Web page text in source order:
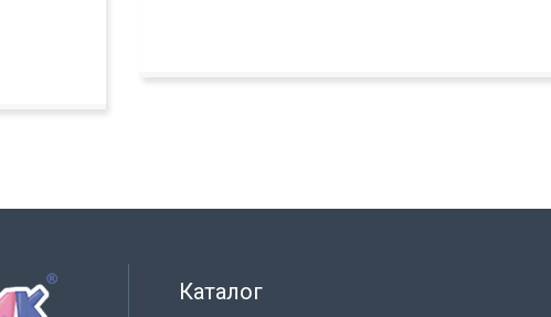
Каталог